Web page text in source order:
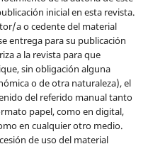
inicial en esta revista.
a o cedente del material
entrega para su publicación
a la revista para que
sin obligación alguna
o de otra naturaleza), el
del referido manual tanto
papel, como en digital,
en cualquier otro medio.
de uso del material